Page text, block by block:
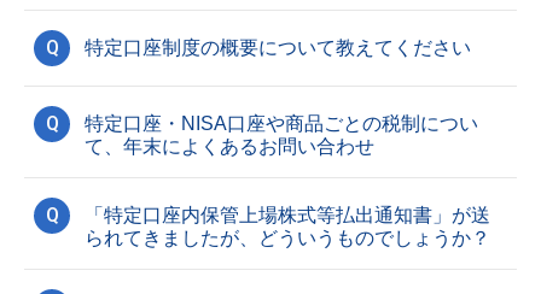
Q 特定口座制度の概要について教えてください
Q
特定口座・NISA口座や商品ごとの税制につい
て、年末によくあるお問い合わせ
Q
「特定口座内保管上場株式等払出通知書」が送
られてきましたが、どういうものでしょうか？